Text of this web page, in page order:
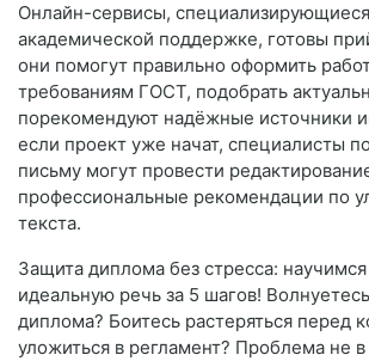
Онлайн-сервисы,
академической поддержке, готовы
они помогут правильно оформить
требованиям ГОСТ, подобрать
порекомендуют надёжные источники
если проект уже начат, специалисты
письму могут провести
профессиональные рекомендации по
текста.
Защита диплома без стресса: научимся
идеальную речь за 5 шагов!
диплома? Боитесь растеряться перед
уложиться в регламент? Проблема не